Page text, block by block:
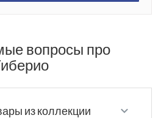
вопросы про
из коллекции